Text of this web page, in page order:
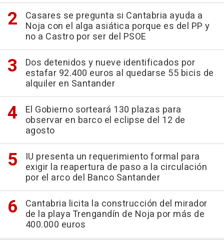
Casares se pregunta si Cantabria ayuda a
Noja con el alga asiática porque es del PP y
no a Castro por ser del PSOE
Dos detenidos y nueve identificados por
estafar 92.400 euros al quedarse 55 bicis de
alquiler en Santander
El Gobierno sorteará 130 plazas para
observar en barco el eclipse del 12 de
agosto
IU presenta un requerimiento formal para
exigir la reapertura de paso a la circulación
por el arco del Banco Santander
Cantabria licita la construcción del mirador
de la playa Trengandín de Noja por más de
400.000 euros